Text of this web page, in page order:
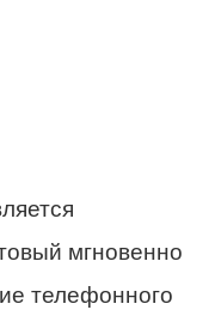
мгновенно
телефонного